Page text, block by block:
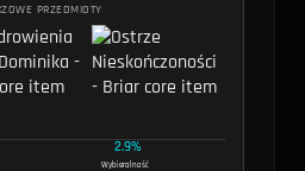
PRZEDMIOTY
2.9%
Wybieralność